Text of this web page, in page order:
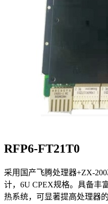
RFP6-FT21T0
采用国产飞腾处理器+ZX-
计，6U CPEX规格。具备丰
热系统，可显著提高处理器